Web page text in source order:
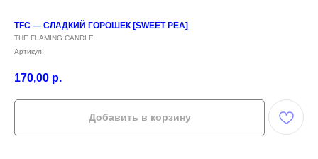
TFC — СЛАДКИЙ ГОРОШЕК [SWEET PEA]
THE FLAMING CANDLE
Артикул:
170,00 р.
Добавить в корзину